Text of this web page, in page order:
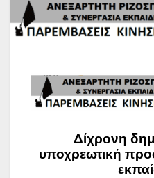
Δίχρονη
υποχρεωτική